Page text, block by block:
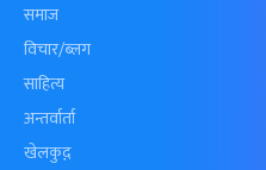
समाज
विचार/ब्लग
साहित्य
अन्तर्वार्ता
खेलकुद़़